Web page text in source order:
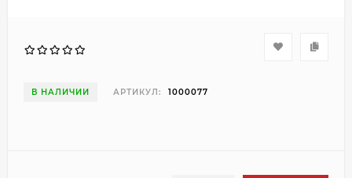
В НАЛИЧИИ АРТИКУЛ: 1000077